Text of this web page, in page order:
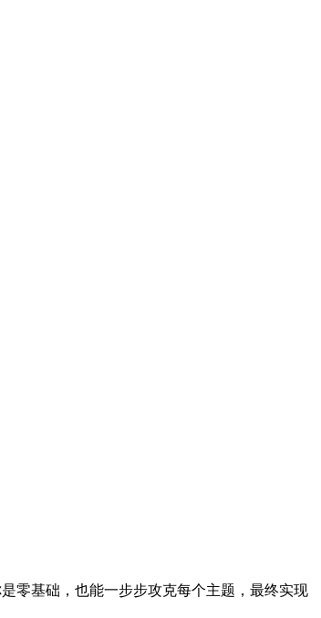
零基础，也能一步步攻克每个主题，最终实现